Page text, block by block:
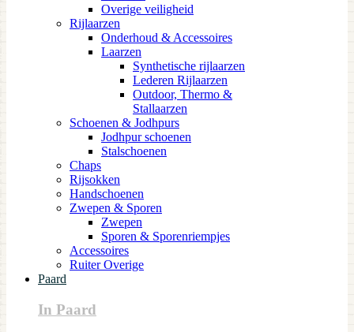
Overige veiligheid
Rijlaarzen
Onderhoud & Accessoires
Laarzen
Synthetische rijlaarzen
Lederen Rijlaarzen
Outdoor, Thermo &
Stallaarzen
Schoenen & Jodhpurs
Jodhpur schoenen
Stalschoenen
Chaps
Rijsokken
Handschoenen
Zwepen & Sporen
Zwepen
Sporen & Sporenriempjes
Accessoires
Ruiter Overige
Paard
In Paard